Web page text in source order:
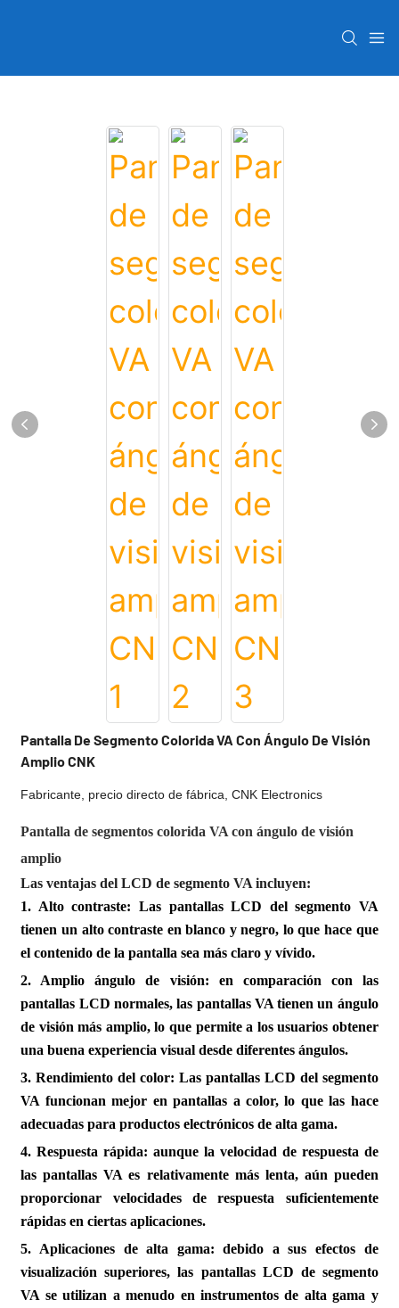
Pantalla De Segmento Colorida VA Con Ángulo De Visión
Amplio CNK
Fabricante, precio directo de fábrica, CNK Electronics
Pantalla de segmentos colorida VA con ángulo de visión
amplio
Las ventajas del LCD de segmento VA incluyen:
1. Alto contraste: Las pantallas LCD del segmento VA
tienen un alto contraste en blanco y negro, lo que hace que
el contenido de la pantalla sea más claro y vívido.
2. Amplio ángulo de visión: en comparación con las
pantallas LCD normales, las pantallas VA tienen un ángulo
de visión más amplio, lo que permite a los usuarios obtener
una buena experiencia visual desde diferentes ángulos.
3. Rendimiento del color: Las pantallas LCD del segmento
VA funcionan mejor en pantallas a color, lo que las hace
adecuadas para productos electrónicos de alta gama.
4. Respuesta rápida: aunque la velocidad de respuesta de
las pantallas VA es relativamente más lenta, aún pueden
proporcionar velocidades de respuesta suficientemente
rápidas en ciertas aplicaciones.
5. Aplicaciones de alta gama: debido a sus efectos de
visualización superiores, las pantallas LCD de segmento
VA se utilizan a menudo en instrumentos de alta gama y